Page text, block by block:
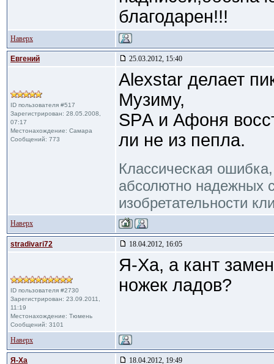
благодарен!!!
Наверх
Евгений 25.03.2012, 15:40
ID пользователя #517
Зарегистрирован: 28.05.2008,
07:17
Местонахождение: Самара
Сообщений: 773
Alexstar делает
Музиму,
SPА и Афоня
ли не из пепла.
Классическая
абсолютно надежных
изобретательности
Наверх
stradivari72 18.04.2012, 16:05
ID пользователя #2730
Зарегистрирован: 23.09.2011,
11:19
Местонахождение: Тюмень
Сообщений: 3101
Я-Ха, а кант
ножек ладов?
Наверх
Я-Ха 18.04.2012, 19:49